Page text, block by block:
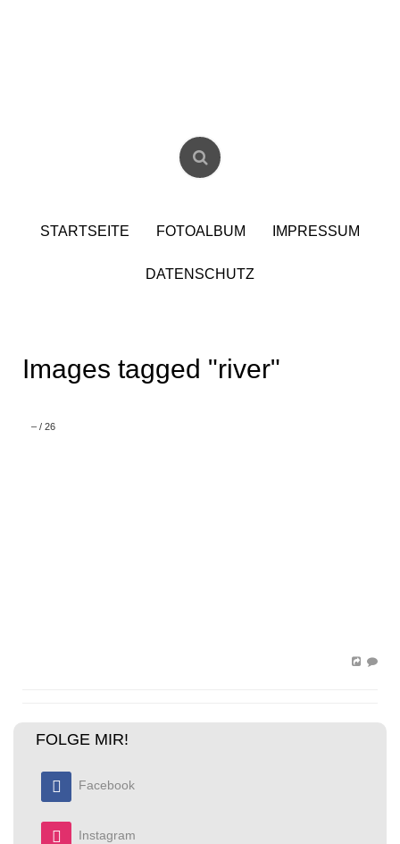
STARTSEITE FOTOALBUM IMPRESSUM
DATENSCHUTZ
Images tagged "river"
– / 26
FOLGE MIR!
Facebook
Instagram